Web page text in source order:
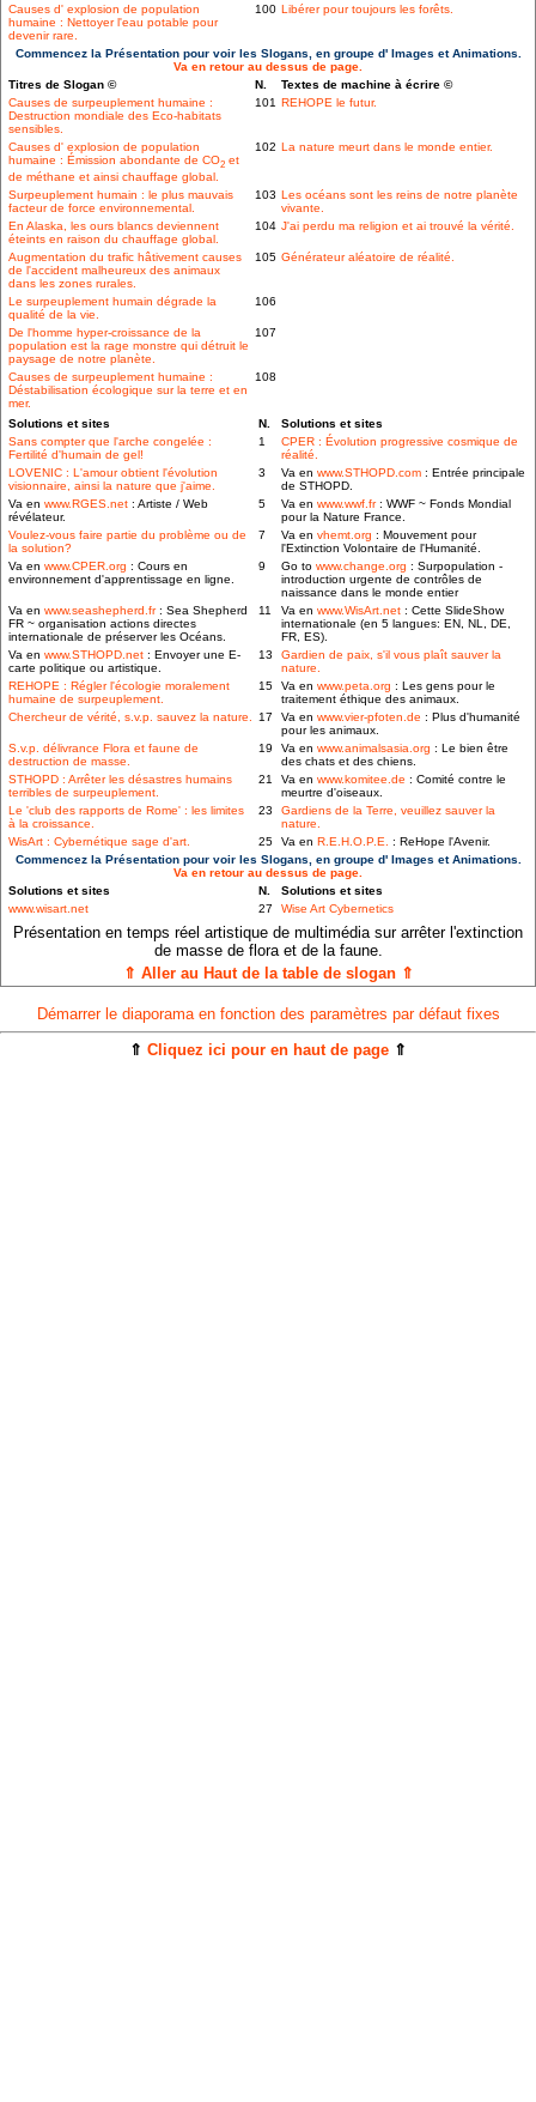
Causes d' explosion de population
humaine : Nettoyer l'eau potable pour
devenir rare.
100 Libérer pour toujours les forêts.
Commencez la Présentation pour voir les Slogans, en groupe d' Images et Animations.
Va en retour au dessus de page.
Titres de Slogan ©
N.
Textes de machine à écrire ©
Causes de surpeuplement humaine :
Destruction mondiale des Eco-habitats
sensibles.
101 REHOPE le futur.
Causes d' explosion de population
humaine : Émission abondante de CO2 et
de méthane et ainsi chauffage global.
102 La nature meurt dans le monde entier.
Surpeuplement humain : le plus mauvais
facteur de force environnemental.
103 Les océans sont les reins de notre planète
vivante.
En Alaska, les ours blancs deviennent
éteints en raison du chauffage global.
104 J'ai perdu ma religion et ai trouvé la vérité.
Augmentation du trafic hâtivement causes
de l'accident malheureux des animaux
dans les zones rurales.
105 Générateur aléatoire de réalité.
Le surpeuplement humain dégrade la
qualité de la vie.
106
De l'homme hyper-croissance de la
population est la rage monstre qui détruit le
paysage de notre planète.
107
Causes de surpeuplement humaine :
Déstabilisation écologique sur la terre et en
mer.
108
Solutions et sites N.
Solutions et sites
Sans compter que l'arche congelée :
Fertilité d'humain de gel!
1
CPER : Évolution progressive cosmique de
réalité.
LOVENIC : L'amour obtient l'évolution
visionnaire, ainsi la nature que j'aime.
3 Va en www.STHOPD.com : Entrée principale
de STHOPD.
Va en www.RGES.net : Artiste / Web
révélateur.
5 Va en www.wwf.fr: WWF ~ Fonds Mondial
pour la Nature France.
Voulez-vous faire partie du problème ou de
la solution?
7 Va en vhemt.org : Mouvement pour
l'Extinction Volontaire de l'Humanité.
Va en www.CPER.org : Cours en
environnement d'apprentissage en ligne.
9 Go to www.change.org : Surpopulation -
introduction urgente de contrôles de
naissance dans le monde entier
Va en www.seashepherd.fr: Sea Shepherd
FR ~ organisation actions directes
internationale de préserver les Océans.
11 Va en www.WisArt.net : Cette SlideShow
internationale (en 5 langues: EN, NL, DE,
FR, ES).
Va en www.STHOPD.net : Envoyer une E-
carte politique ou artistique.
13
Gardien de paix, s'il vous plaît sauver la
nature.
REHOPE : Régler l'écologie moralement
humaine de surpeuplement.
15 Va en www.peta.org : Les gens pour le
traitement éthique des animaux.
Chercheur de vérité, s.v.p. sauvez la nature. 17 Va en www.vier-pfoten.de : Plus d'humanité
pour les animaux.
S.v.p. délivrance Flora et faune de
destruction de masse.
19 Va en www.animalsasia.org : Le bien être
des chats et des chiens.
STHOPD : Arrêter les désastres humains
terribles de surpeuplement.
21 Va en www.komitee.de : Comité contre le
meurtre d'oiseaux.
Le 'club des rapports de Rome' : les limites
à la croissance.
23
Gardiens de la Terre, veuillez sauver la
nature.
WisArt : Cybernétique sage d'art.
25 Va en R.E.H.O.P.E. : ReHope l'Avenir.
Commencez la Présentation pour voir les Slogans, en groupe d' Images et Animations.
Va en retour au dessus de page.
Solutions et sites
N.
Solutions et sites
www.wisart.net
27 Wise Art Cybernetics
Présentation en temps réel artistique de multimédia sur arrêter l'extinction
de masse de flora et de la faune.
⇑ Aller au Haut de la table de slogan ⇑
Démarrer le diaporama en fonction des paramètres par défaut fixes
⇑ Cliquez ici pour en haut de page ⇑